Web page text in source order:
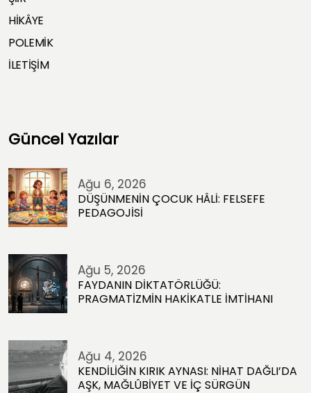
HİKÂYE
POLEMİK
İLETİŞİM
Güncel Yazılar
Ağu 6, 2026
DÜŞÜNMENİN ÇOCUK HÂLİ: FELSEFE
PEDAGOJİSİ
Ağu 5, 2026
FAYDANIN DİKTATÖRLÜĞÜ:
PRAGMATİZMİN HAKİKATLE İMTİHANI
Ağu 4, 2026
KENDİLİĞİN KIRIK AYNASI: NİHAT DAĞLI’DA
AŞK, MAĞLÛBİYET VE İÇ SÜRGÜN